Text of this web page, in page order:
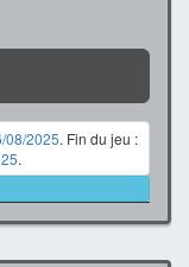
08/2025. Fin du jeu :
.